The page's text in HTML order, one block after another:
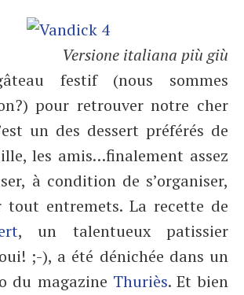
Versione italiana più giù
festif (nous sommes
pour retrouver notre cher
un des dessert préférés de
les amis…finalement assez
à condition de s’organiser,
tout entremets. La recette de
, un talentueux patissier
;-), a été dénichée dans un
du magazine Thuriès. Et bien